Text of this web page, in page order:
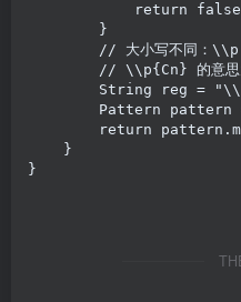
return
        }
// 大小写不同：\\p
// \\p{Cn} 的意思
String reg =
Pattern pattern
return
    }
}